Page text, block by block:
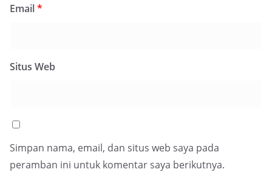
Email*
Situs Web
Simpan nama, email, dan situs web saya pada
peramban ini untuk komentar saya berikutnya.